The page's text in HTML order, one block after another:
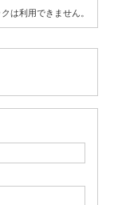
は利用できません。